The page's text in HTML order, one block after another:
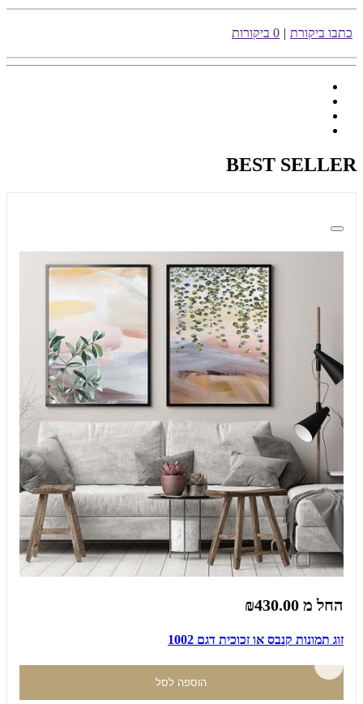
כתבו ביקורת | 0 ביקורות
BEST SELLER
החל מ ₪430.00
זוג תמונות קנבס או זכוכית דגם 1002
הוספה לסל